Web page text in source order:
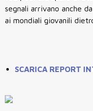
segnali arrivano anche
ai mondiali giovanili
SCARICA REPORT